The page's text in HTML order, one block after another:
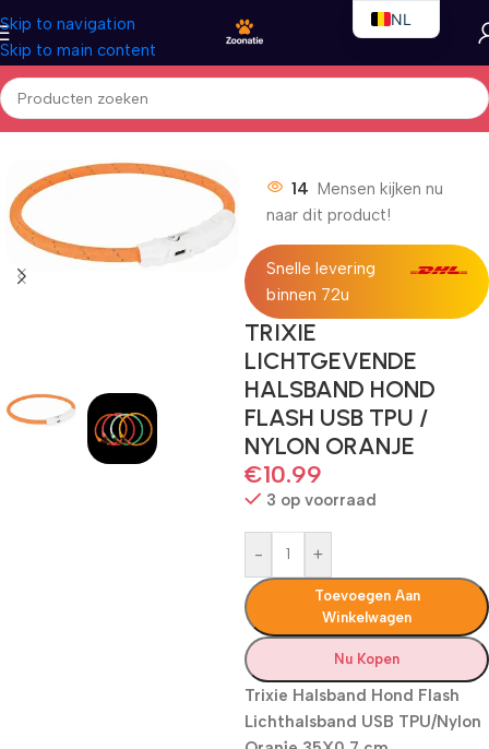
Skip to navigation
Skip to main content
Home/Honden/Halsbanden met licht
14 Mensen kijken nu
naar dit product!
Snelle levering
binnen 72u
TRIXIE
LICHTGEVENDE
HALSBAND HOND
FLASH USB TPU /
NYLON ORANJE
€10.99
3 op voorraad
- +
Toevoegen Aan
Winkelwagen
Nu Kopen
Trixie Halsband Hond Flash
Lichthalsband USB TPU/Nylon
NL